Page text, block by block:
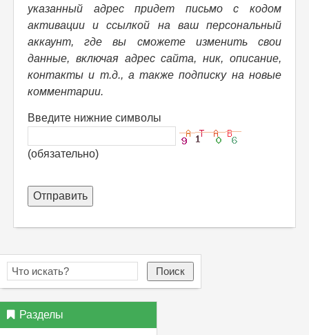
указанный адрес придет письмо с кодом
активации и ссылкой на ваш персональный
аккаунт, где вы сможете изменить свои
данные, включая адрес сайта, ник, описание,
контакты и т.д., а также подписку на новые
комментарии.
Введите нижние символы
(обязательно)
Отправить
Поиск
Разделы